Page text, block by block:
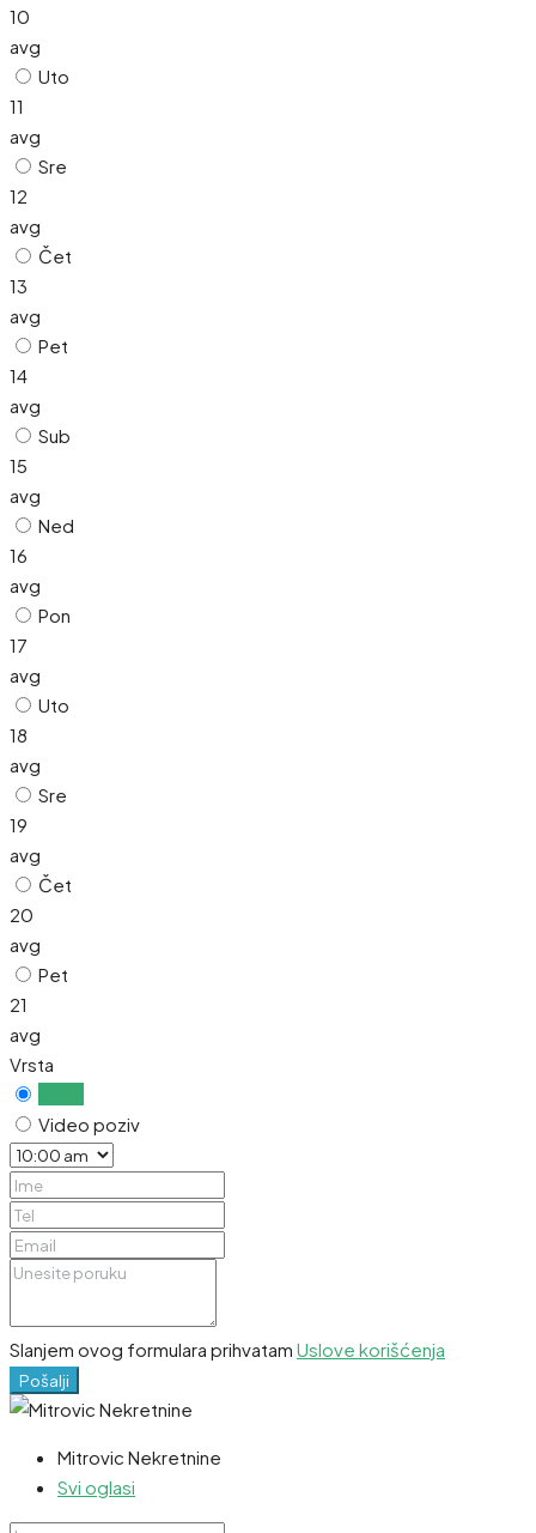
10
avg
Uto
11
avg
Sre
12
avg
Čet
13
avg
Pet
14
avg
Sub
15
avg
Ned
16
avg
Pon
17
avg
Uto
18
avg
Sre
19
avg
Čet
20
avg
Pet
21
avg
Vrsta
Video poziv
Slanjem ovog formulara prihvatam Uslove korišćenja
Pošalji
Mitrovic Nekretnine
Svi oglasi